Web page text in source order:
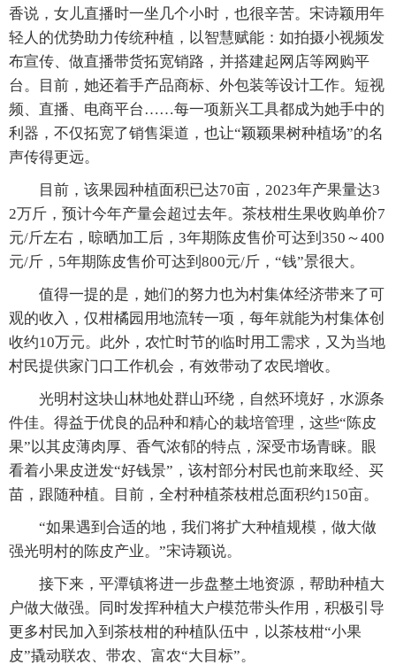
香说，女儿直播时一坐几个小时，也很辛苦。宋诗颖用年
轻人的优势助力传统种植，以智慧赋能：如拍摄小视频发
布宣传、做直播带货拓宽销路，并搭建起网店等网购平
台。目前，她还着手产品商标、外包装等设计工作。短视
频、直播、电商平台……每一项新兴工具都成为她手中的
利器，不仅拓宽了销售渠道，也让“颖颖果树种植场”的名
声传得更远。
目前，该果园种植面积已达70亩，2023年产果量达3
2万斤，预计今年产量会超过去年。茶枝柑生果收购单价7
元/斤左右，晾晒加工后，3年期陈皮售价可达到350～400
元/斤，5年期陈皮售价可达到800元/斤，“钱”景很大。
值得一提的是，她们的努力也为村集体经济带来了可
观的收入，仅柑橘园用地流转一项，每年就能为村集体创
收约10万元。此外，农忙时节的临时用工需求，又为当地
村民提供家门口工作机会，有效带动了农民增收。
光明村这块山林地处群山环绕，自然环境好，水源条
件佳。得益于优良的品种和精心的栽培管理，这些“陈皮
果”以其皮薄肉厚、香气浓郁的特点，深受市场青睐。眼
看着小果皮迸发“好钱景”，该村部分村民也前来取经、买
苗，跟随种植。目前，全村种植茶枝柑总面积约150亩。
“如果遇到合适的地，我们将扩大种植规模，做大做
强光明村的陈皮产业。”宋诗颖说。
接下来，平潭镇将进一步盘整土地资源，帮助种植大
户做大做强。同时发挥种植大户模范带头作用，积极引导
更多村民加入到茶枝柑的种植队伍中，以茶枝柑“小果
皮”撬动联农、带农、富农“大目标”。